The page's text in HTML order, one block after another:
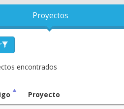
Proyectos
encontrados
Proyecto